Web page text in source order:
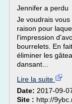
Jennifer a
Je voudrais
raison pour
l'impression
bourrelets. En
éliminer les
dansant...
Lire la suite
Date: 2017-09-
Site : http://